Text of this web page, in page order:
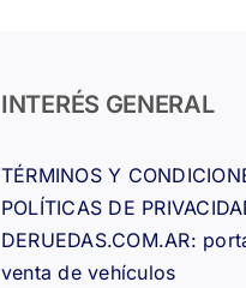
INTERÉS GENERAL
TÉRMINOS Y
POLÍTICAS DE
DERUEDAS.COM.AR:
venta de vehículos